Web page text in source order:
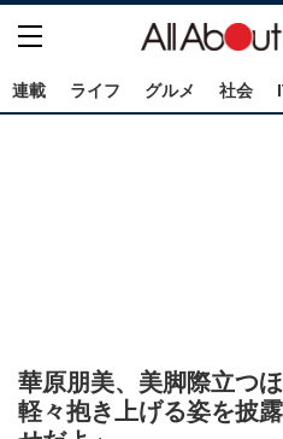
連載 ライフ グルメ 社会
華原朋美、美脚際立つ
軽々抱き上げる姿を披